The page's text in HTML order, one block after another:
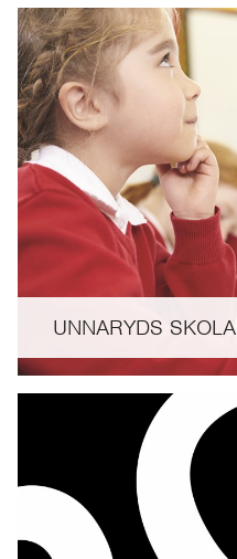
UNNARYDS SKOLA